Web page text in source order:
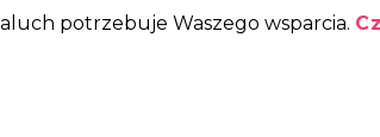
potrzebuje Waszego wsparcia.